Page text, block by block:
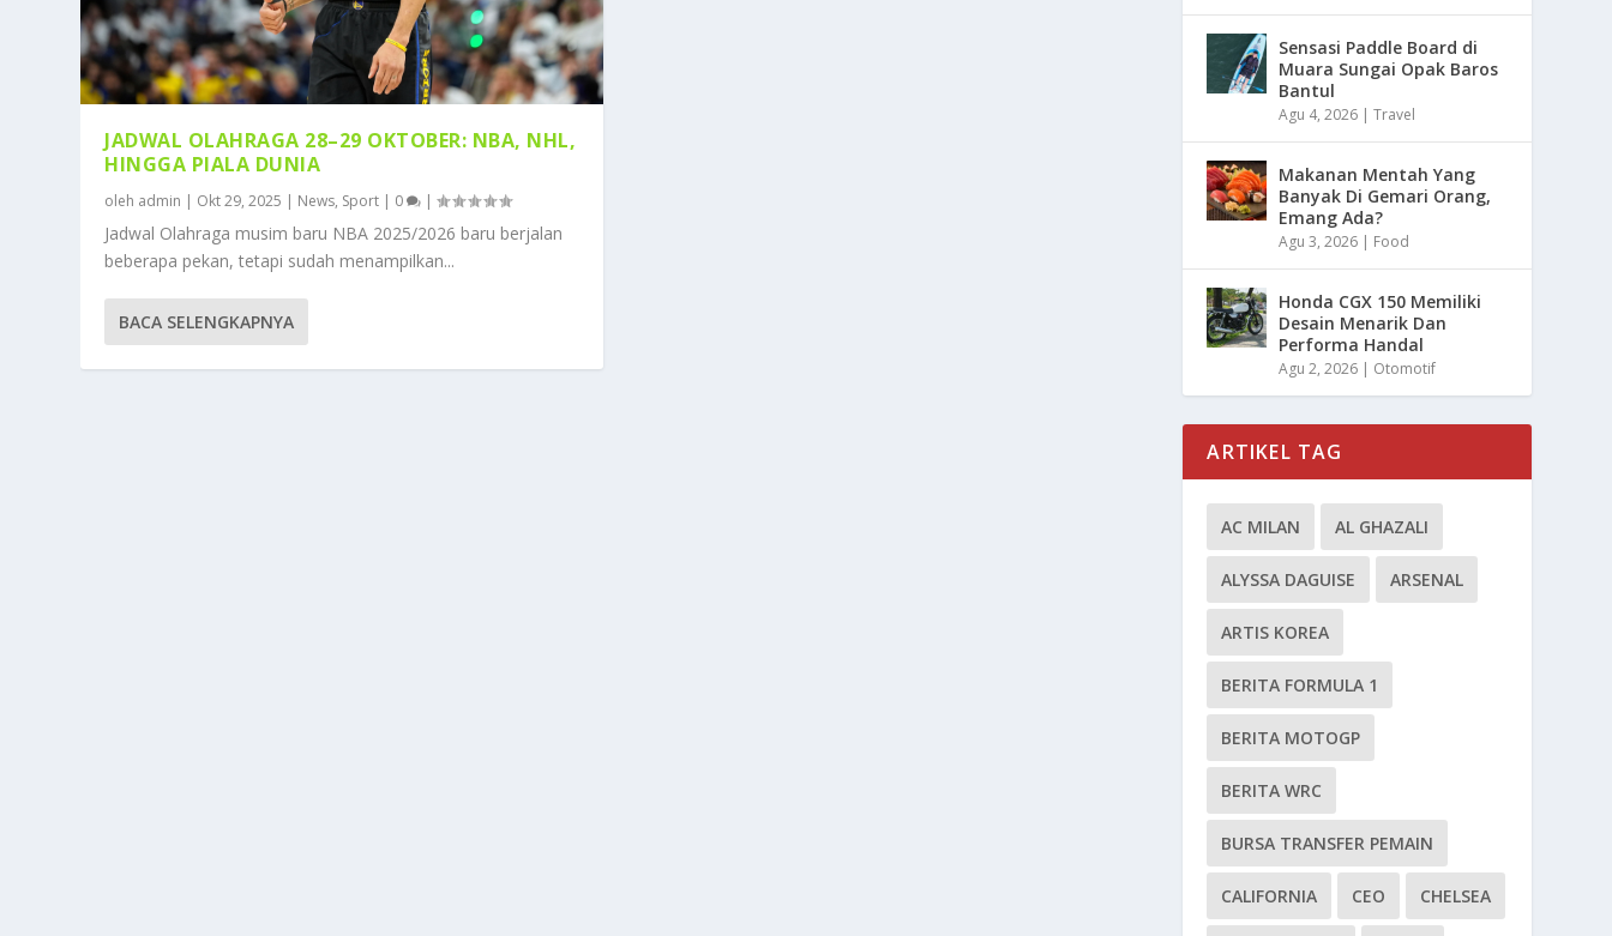
JADWAL OLAHRAGA 28–29 OKTOBER: NBA, NHL,
HINGGA PIALA DUNIA
oleh admin | Okt 29, 2025 | News, Sport | 0 |
Jadwal Olahraga musim baru NBA 2025/2026 baru berjalan
beberapa pekan, tetapi sudah menampilkan...
BACA SELENGKAPNYA
Sensasi Paddle Board di
Muara Sungai Opak Baros
Bantul
Agu 4, 2026 |Travel
Makanan Mentah Yang
Banyak Di Gemari Orang,
Emang Ada?
Agu 3, 2026 | Food
Honda CGX 150 Memiliki
Desain Menarik Dan
Performa Handal
Agu 2, 2026 | Otomotif
ARTIKEL TAG
AC MILAN AL GHAZALI
ALYSSA DAGUISE ARSENAL
ARTIS KOREA
BERITA FORMULA 1
BERITA MOTOGP
BERITA WRC
BURSA TRANSFER PEMAIN
CALIFORNIA CEO CHELSEA